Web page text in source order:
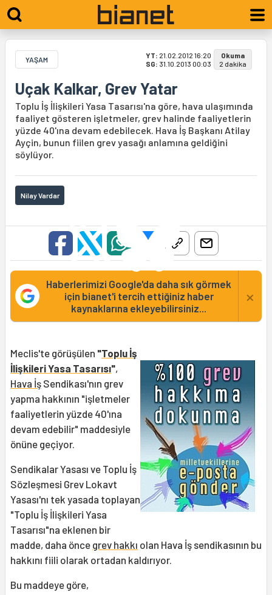
YAŞAM YT: 21.02.2012 16:20
SG: 31.10.2013 00:03
Okuma
2 dakika
Uçak Kalkar, Grev Yatar
Toplu İş İlişkileri Yasa Tasarısı'na göre, hava ulaşımında
faaliyet gösteren işletmeler, grev halinde faaliyetlerin
yüzde 40'ına devam edebilecek. Hava İş Başkanı Atilay
Ayçin, bunun fiilen grev yasağı anlamına geldiğini
söylüyor.
Nilay Vardar
Haberlerimizi Google'da daha sık görmek
için bianet'i tercih ettiğiniz haber
kaynaklarına ekleyebilirsiniz...
×
Meclis'te görüşülen "Toplu İş
İlişkileri Yasa Tasarısı",
Hava İş Sendikası'nın grev
yapma hakkının "işletmeler
faaliyetlerin yüzde 40'ına
devam edebilir" maddesiyle
önüne geçiyor.
Sendikalar Yasası ve Toplu İş
Sözleşmesi Grev Lokavt
Yasası'nı tek yasada toplayan
"Toplu İş İlişkileri Yasa
Tasarısı"na eklenen bir
madde, daha önce grev hakkı olan Hava İş sendikasının bu
hakkını fiili olarak ortadan kaldırıyor.
Bu maddeye göre,